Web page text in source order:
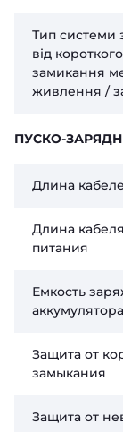
Тип системи
від короткого
замикання
живлення /
ПУСКО-
Длина
Длина кабеля
питания
Емкость
аккумулятора
Защита от
замыкания
Защита от